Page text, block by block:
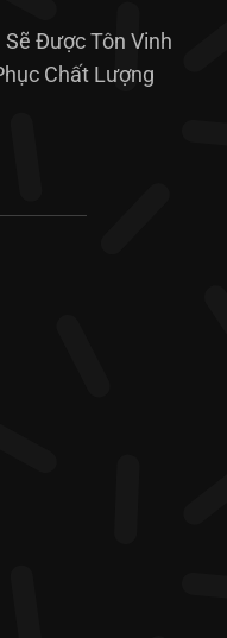
Được Tôn Vinh
Chất Lượng